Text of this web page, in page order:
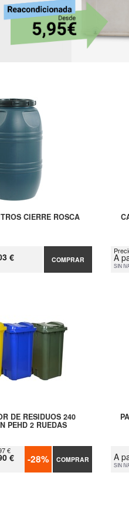
CIERRE ROSCA
€ COMPRAR A
SIN
DE RESIDUOS 240
PEHD 2 RUEDAS
€
€ -28% COMPRAR A
SIN